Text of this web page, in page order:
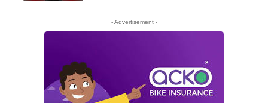
- Advertisement -